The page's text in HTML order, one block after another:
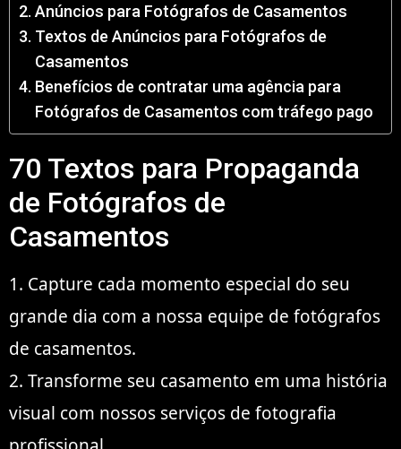
Anúncios para Fotógrafos de Casamentos
Textos de Anúncios para Fotógrafos de
Casamentos
Benefícios de contratar uma agência para
Fotógrafos de Casamentos com tráfego pago
70 Textos para Propaganda
de Fotógrafos de
Casamentos
1. Capture cada momento especial do seu
grande dia com a nossa equipe de fotógrafos
de casamentos.
2. Transforme seu casamento em uma história
visual com nossos serviços de fotografia